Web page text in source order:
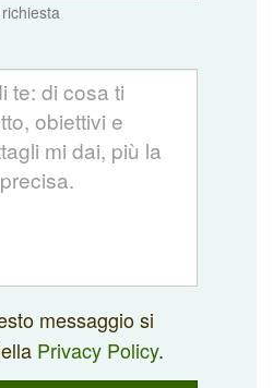
messaggio si
Privacy Policy.